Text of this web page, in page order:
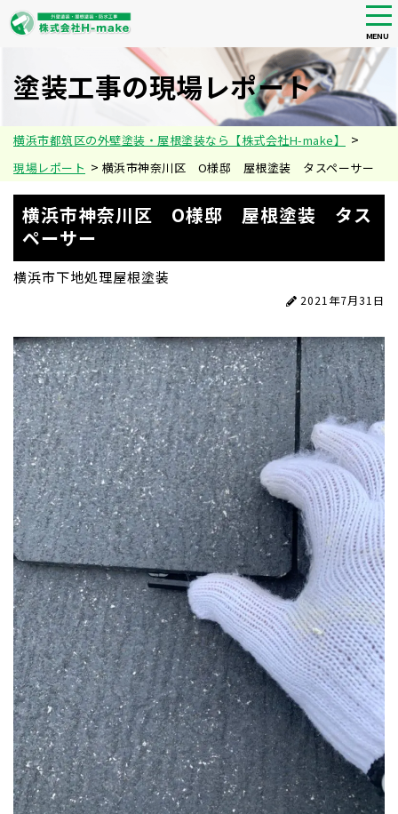
main
MENU
塗装工事の現場レポート
横浜市都筑区の外壁塗装・屋根塗装なら【株式会社H-make】 >
現場レポート > 横浜市神奈川区 O様邸 屋根塗装 タスペーサー
横浜市神奈川区 O様邸 屋根塗装 タス
ペーサー
横浜市下地処理屋根塗装
2021年7月31日